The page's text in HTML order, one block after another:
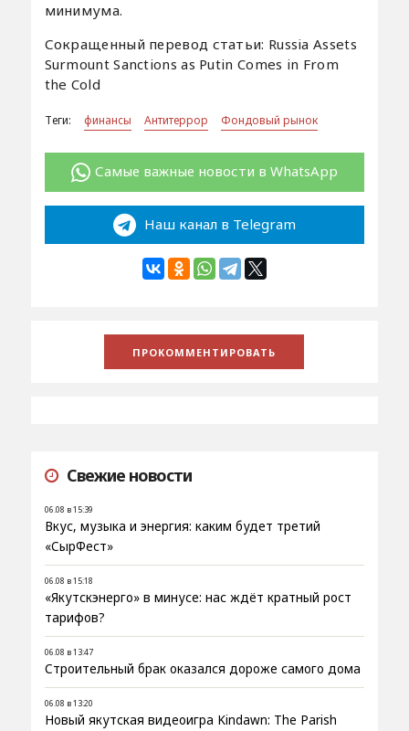
минимума.
Сокращенный перевод статьи: Russia Assets
Surmount Sanctions as Putin Comes in From
the Cold
Теги: финансы Антитеррор Фондовый рынок
Самые важные новости в WhatsApp
Наш канал в Telegram
Свежие новости
06.08 в 15:39
Вкус, музыка и энергия: каким будет третий
«СырФест»
06.08 в 15:18
«Якутскэнерго» в минусе: нас ждёт кратный рост
тарифов?
06.08 в 13:47
Строительный брак оказался дороже самого дома
06.08 в 13:20
Новый якутская видеоигра Kindawn: The Parish